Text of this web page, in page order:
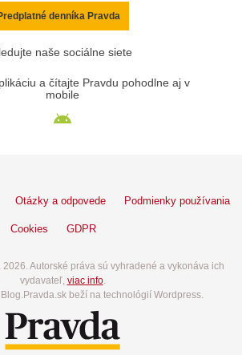
denníka Pravda
naše sociálne siete
a čítajte Pravdu pohodlne aj v
mobile
Otázky a odpovede Podmienky používania
Cookies GDPR
2026. Autorské práva sú vyhradené a vykonáva ich
vydavateľ, viac info.
beží na technológií Wordpress.